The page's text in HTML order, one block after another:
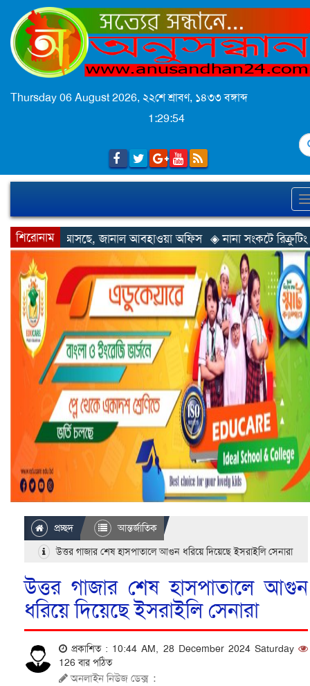
Thursday 06 August 2026, ২২শে শ্রাবণ, ১৪৩৩ বঙ্গাব্দ
1:29:56
শিরোনাম
আবহাওয়া অফিস ◈ নানা সংকটে রিক্রুটিং এজেন্সি, হুমকির মুখে
প্রচ্ছদ
আন্তর্জাতিক
উত্তর গাজার শেষ হাসপাতালে আগুন ধরিয়ে দিয়েছে ইসরাইলি সেনারা
উত্তর গাজার শেষ হাসপাতালে আগুন
ধরিয়ে দিয়েছে ইসরাইলি সেনারা
প্রকাশিত : 10:44 AM, 28 December 2024 Saturday
126 বার পঠিত
অনলাইন নিউজ ডেক্স :